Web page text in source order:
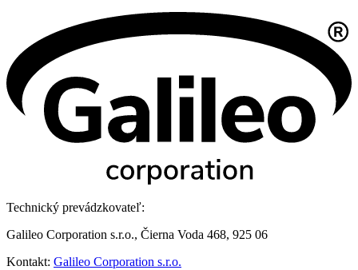
Technický prevádzkovateľ:
Galileo Corporation s.r.o., Čierna Voda 468, 925 06
Kontakt: Galileo Corporation s.r.o.